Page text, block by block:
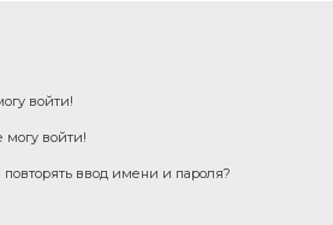
войти!
могу войти!
ввод имени и пароля?